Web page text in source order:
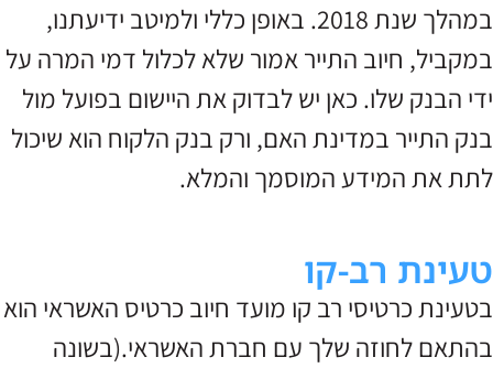
במהלך שנת 2018. באופן כללי ולמיטב ידיעתנו,
במקביל, חיוב התייר אמור שלא לכלול דמי המרה על
ידי הבנק שלו. כאן יש לבדוק את היישום בפועל מול
בנק התייר במדינת האם, ורק בנק הלקוח הוא שיכול
לתת את המידע המוסמך והמלא.
טעינת רב-קו
בטעינת כרטיסי רב קו מועד חיוב כרטיס האשראי הוא
בהתאם לחוזה שלך עם חברת האשראי.(בשונה